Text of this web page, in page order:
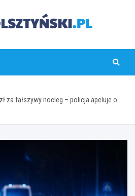
za fałszywy nocleg – policja apeluje o